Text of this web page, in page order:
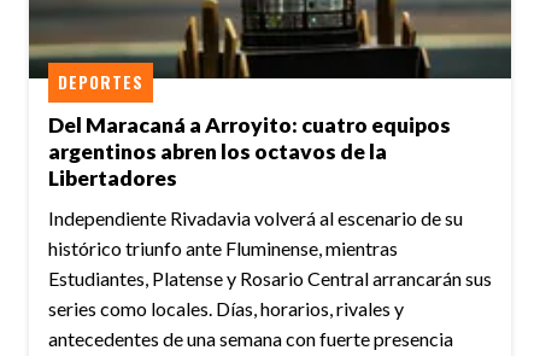
Del Maracaná a Arroyito: cuatro equipos
argentinos abren los octavos de la
Libertadores
DEPORTES
Independiente Rivadavia volverá al escenario de su
histórico triunfo ante Fluminense, mientras
Estudiantes, Platense y Rosario Central arrancarán sus
series como locales. Días, horarios, rivales y
antecedentes de una semana con fuerte presencia